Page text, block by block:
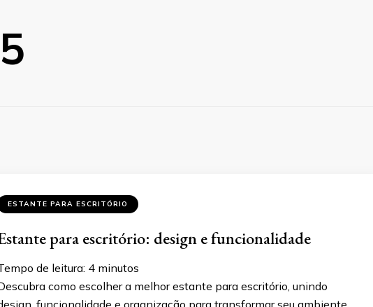
ESTANTE PARA ESCRITÓRIO
para escritório: design e funcionalidade
de leitura: 4 minutos
como escolher a melhor estante para escritório, unindo